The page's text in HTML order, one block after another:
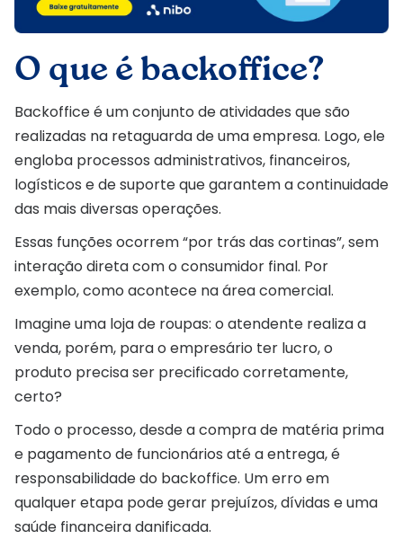
O que é backoffice?
Backoffice é um conjunto de atividades que são
realizadas na retaguarda de uma empresa. Logo, ele
engloba processos administrativos, financeiros,
logísticos e de suporte que garantem a continuidade
das mais diversas operações.
Essas funções ocorrem “por trás das cortinas”, sem
interação direta com o consumidor final. Por
exemplo, como acontece na área comercial.
Imagine uma loja de roupas: o atendente realiza a
venda, porém, para o empresário ter lucro, o
produto precisa ser precificado corretamente,
certo?
Todo o processo, desde a compra de matéria prima
e pagamento de funcionários até a entrega, é
responsabilidade do backoffice. Um erro em
qualquer etapa pode gerar prejuízos, dívidas e uma
saúde financeira danificada.